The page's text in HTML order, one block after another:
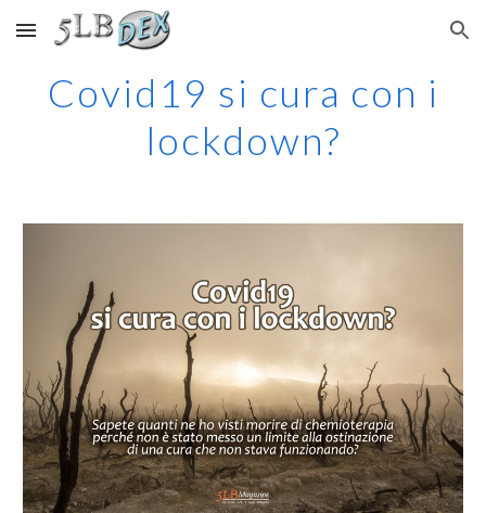
Skip to main content Skip to navigation
Covid19 si cura con i
lockdown?